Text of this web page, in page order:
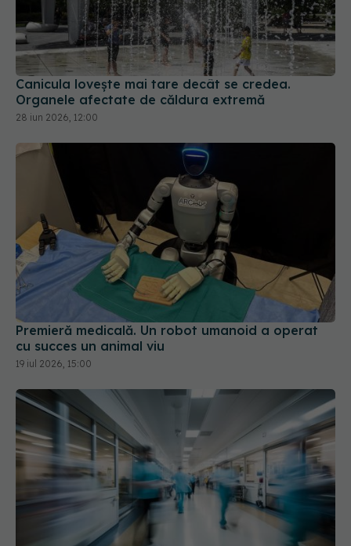
Canicula lovește mai tare decât se credea.
Organele afectate de căldura extremă
28 iun 2026, 12:00
Premieră medicală. Un robot umanoid a operat
cu succes un animal viu
19 iul 2026, 15:00